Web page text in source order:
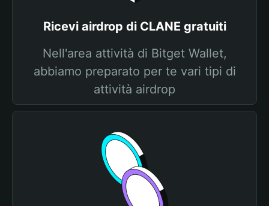
Ricevi airdrop di CLANE gratuiti
Nell'area attività di Bitget Wallet,
abbiamo preparato per te vari tipi di
attività airdrop